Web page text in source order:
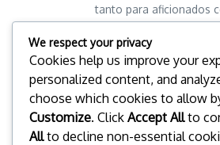
tanto para aficionados
entrenadores en
Related Posts
We respect your privacy
Cookies help us improve your
personalized content, and
choose which cookies to allow
Customize. Click Accept Allto
Allto decline non-essential